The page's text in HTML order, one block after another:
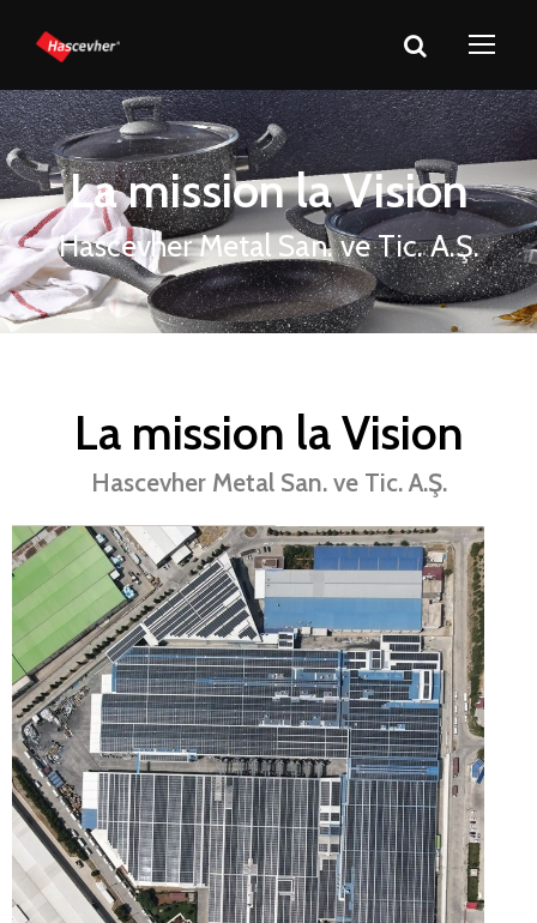
La mission la Vision
Hascevher Metal San. ve Tic. A.Ş.
La mission la Vision
Hascevher Metal San. ve Tic. A.Ş.